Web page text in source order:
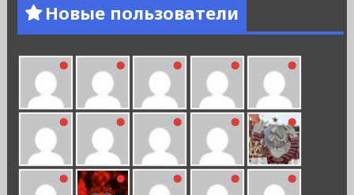
Новые пользователи